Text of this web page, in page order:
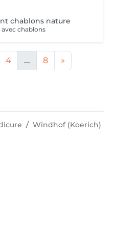
chablons nature
chablons
4 ... 8 »
Windhof (Koerich)